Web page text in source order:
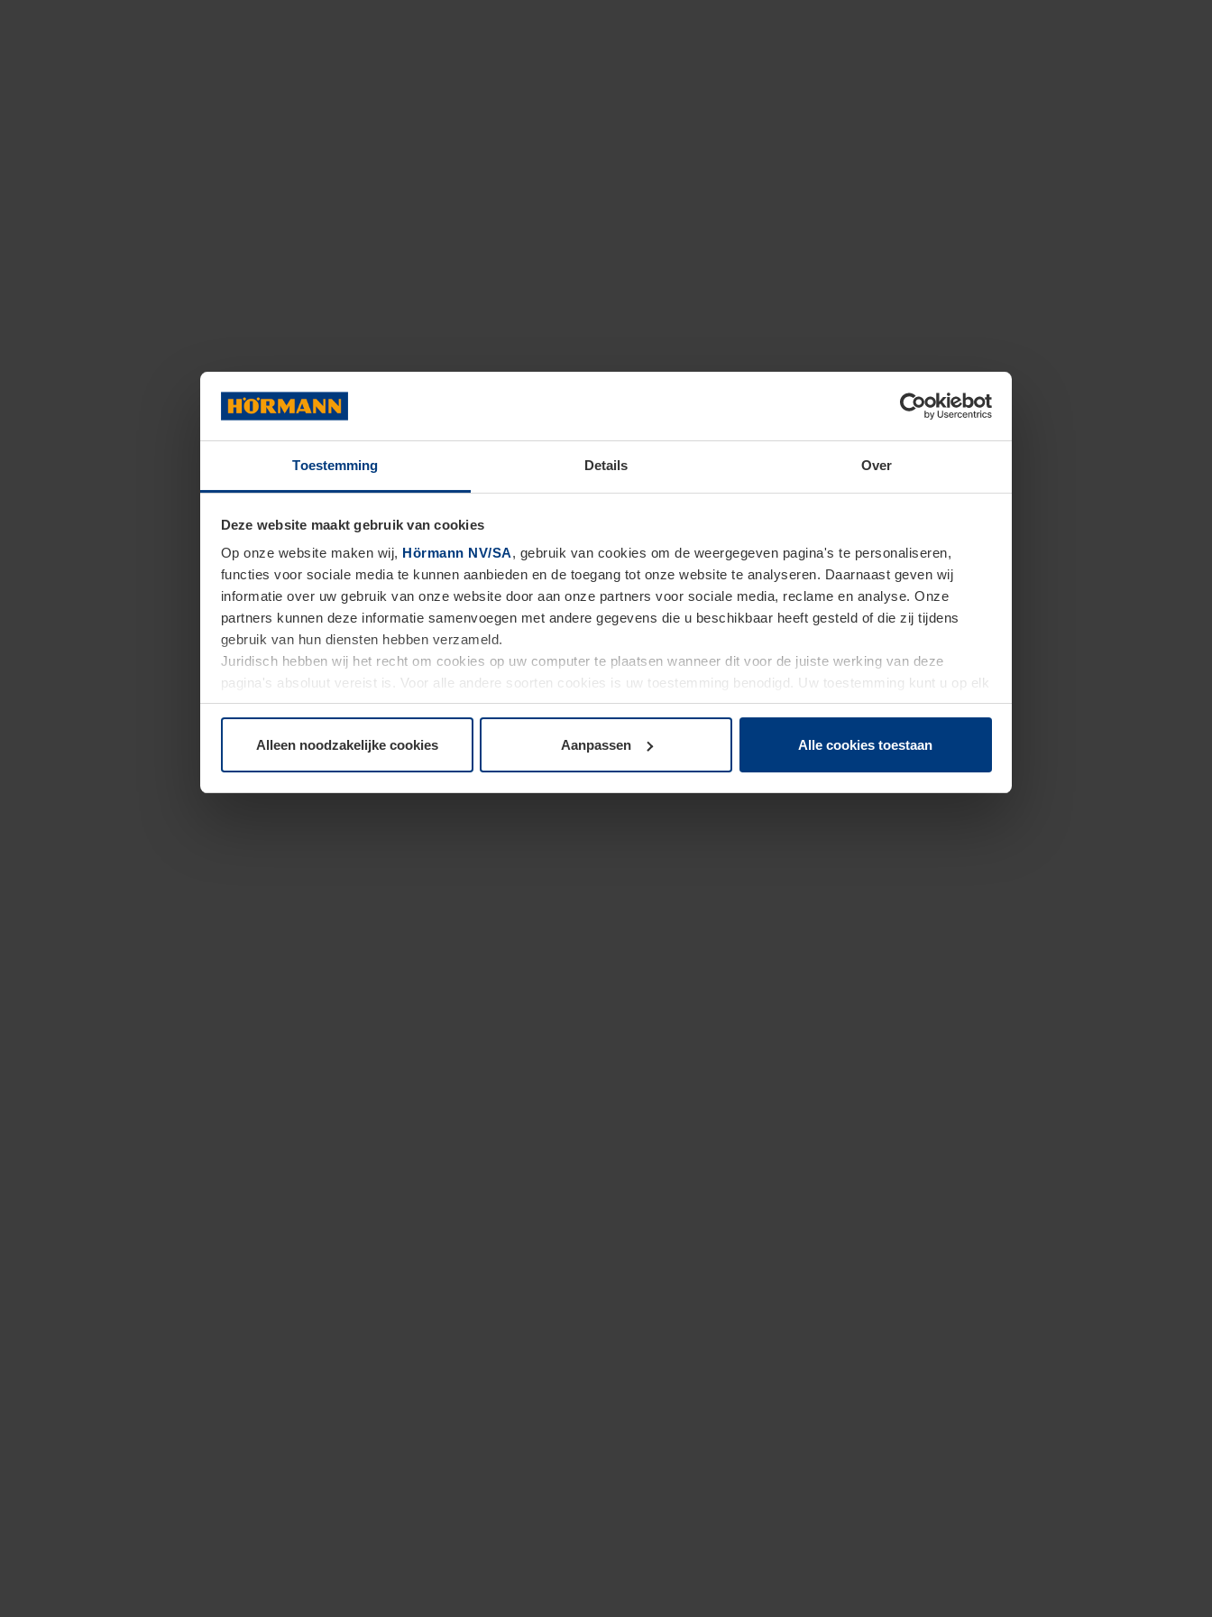
Toestemming Details Over
Deze website maakt gebruik van cookies
Op onze website maken wij, Hörmann NV/SA, gebruik van cookies om de weergegeven pagina's te personaliseren,
functies voor sociale media te kunnen aanbieden en de toegang tot onze website te analyseren. Daarnaast geven wij
informatie over uw gebruik van onze website door aan onze partners voor sociale media, reclame en analyse. Onze
partners kunnen deze informatie samenvoegen met andere gegevens die u beschikbaar heeft gesteld of die zij tijdens
gebruik van hun diensten hebben verzameld.
Juridisch hebben wij het recht om cookies op uw computer te plaatsen wanneer dit voor de juiste werking van deze
pagina's absoluut vereist is. Voor alle andere soorten cookies is uw toestemming benodigd. Uw toestemming kunt u op elk
moment bij de uitleg van de cookies op paginaPrivacyverklaringop onze website wijzigen of herroepen.
Alleen noodzakelijke cookies Aanpassen Alle cookies toestaan